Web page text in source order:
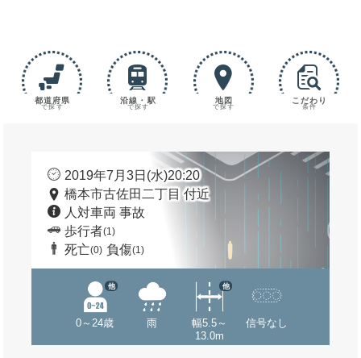
都道府県
で探す
沿線・駅
で探す
地図
で探す
こだわり
条件
2019年7月3日(水)20:20
橋本市古佐田二丁目 付近
人対車両 事故
歩行者(1)
死亡(0) 負傷(1)
0～24歳
他
雨
幅5.5～
13.0m
他
信号なし